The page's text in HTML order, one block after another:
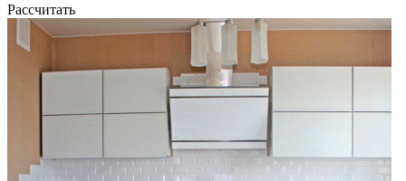
Рассчитать